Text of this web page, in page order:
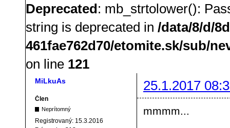
Deprecated: mb_strtolower():
string is deprecated in /data/8/d/
461fae762d70/etomite.sk/sub/
on line 121
MiLkuAs 25.1.2017
Člen
Neprítomný
Registrovaný: 15.3.2016
mmmm...